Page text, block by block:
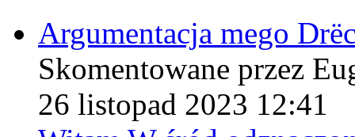
Argumentacja mego
Skomentowane przez
26 listopad 2023 12:41